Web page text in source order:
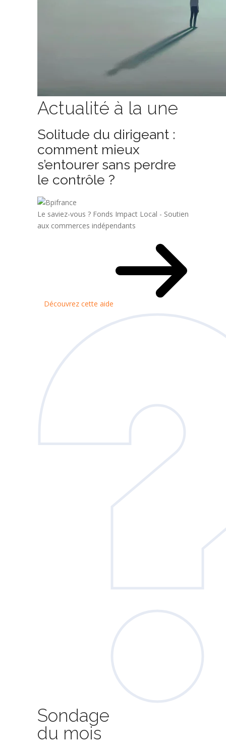
Actualité à la une
Solitude du dirigeant :
comment mieux
s’entourer sans perdre
le contrôle ?
Le saviez-vous ? Fonds Impact Local - Soutien
aux commerces indépendants
Découvrez cette aide
Sondage
du mois